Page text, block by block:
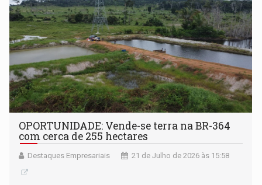
OPORTUNIDADE: Vende-se terra na BR-364
com cerca de 255 hectares
Destaques Empresariais 21 de Julho de 2026 às 15:58